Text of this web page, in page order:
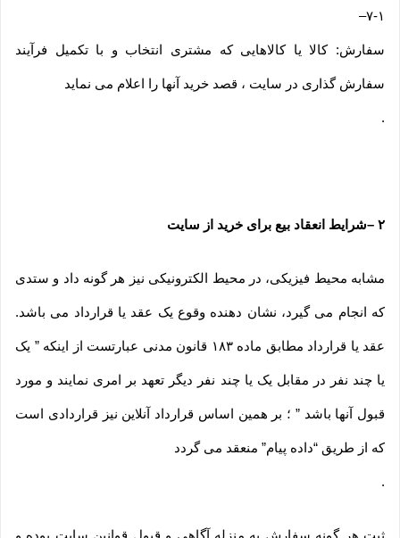
۷-۱–
سفارش: کالا یا کالاهایی که مشتری انتخاب و با تکمیل فرآیند
سفارش گذاری در سایت ، قصد خرید آنها را اعلام می نماید
.
۲ –شرایط انعقاد بیع برای خرید از سایت
مشابه محیط فیزیکی، در محیط الکترونیکی نیز هر گونه داد و ستدی
که انجام می گیرد، نشان دهنده وقوع یک عقد یا قرارداد می باشد.
عقد یا قرارداد مطابق ماده ۱۸۳ قانون مدنی عبارتست از اینکه ” یک
یا چند نفر در مقابل یک یا چند نفر دیگر تعهد بر امری نمایند و مورد
قبول آنها باشد ” ؛ بر همین اساس قرارداد آنلاین نیز قراردادی است
که از طریق “داده پیام” منعقد می گردد
.
ثبت هر گونه سفارش به منزله آگاهی و قبول قوانین سایت بوده و